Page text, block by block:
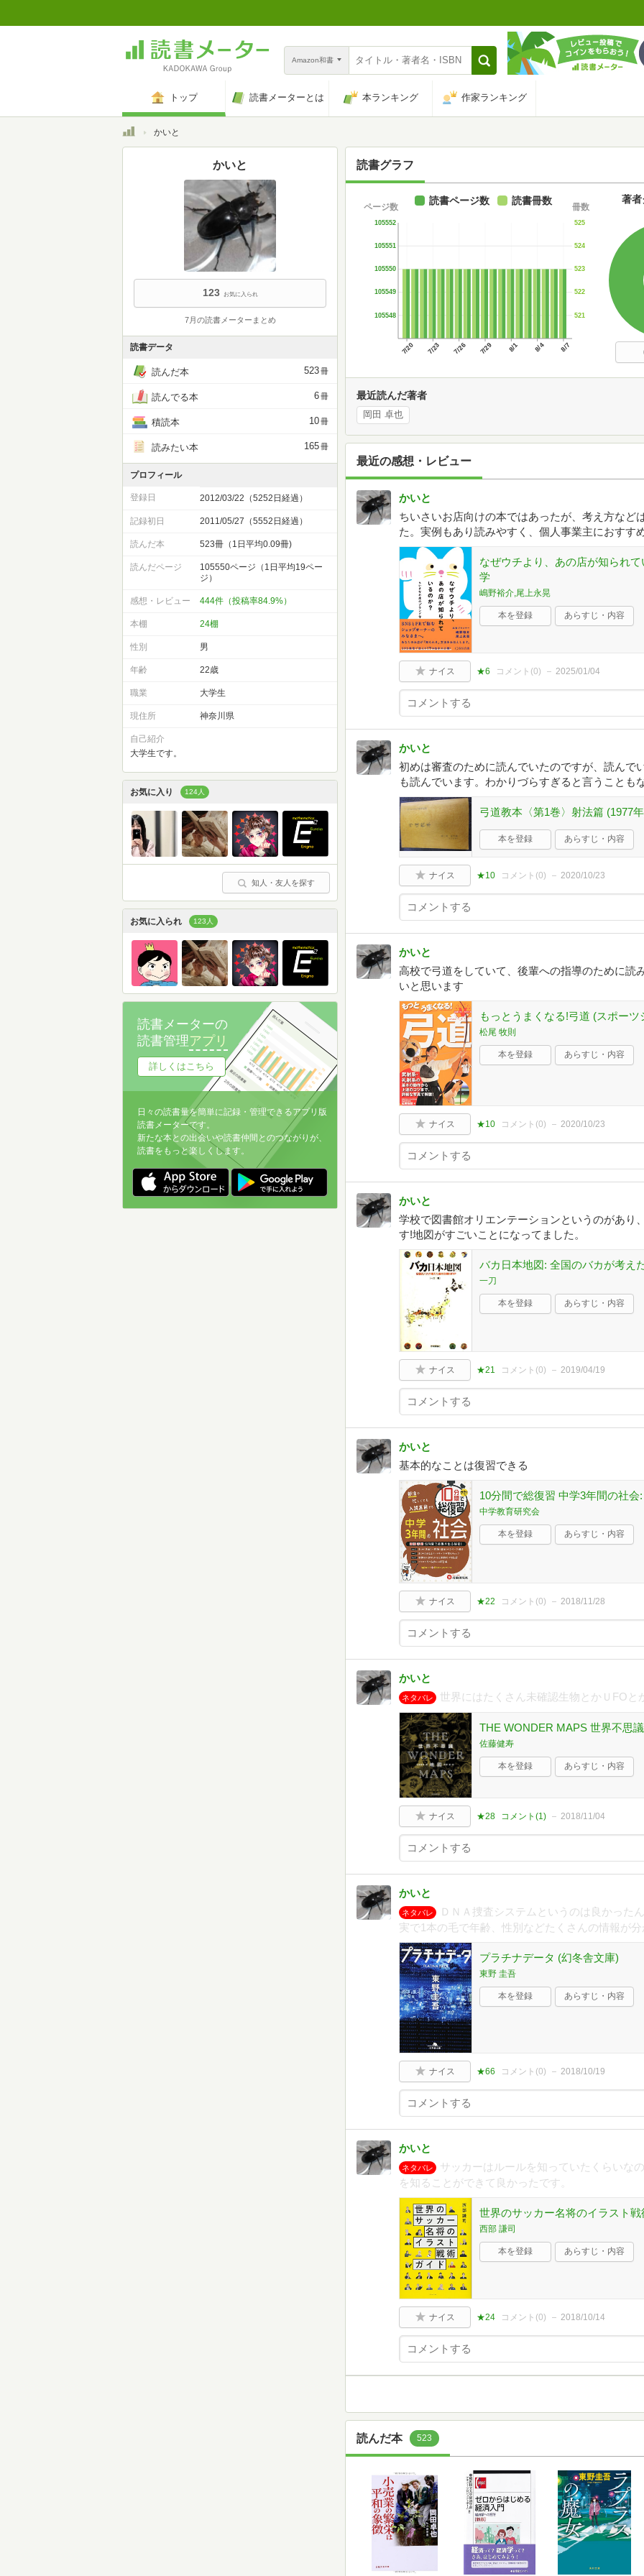
Amazon和書
トップ 読書メーターとは 本ランキング 作家ランキング
トップかいと
読書グラフ
7/20 7/23 7/26 7/29 8/1 8/4 8/7
105548
105549
105550
105551
105552
ページ数
521
522
523
524
525
冊数
読書ページ数 読書冊数 著者
最近読んだ著者
岡田 卓也
最近の感想・レビュー
かいと
ちいさいお店向けの本ではあったが、考え方など
た。実例もあり読みやすく、個人事業主におすす
なぜウチより、あの店が知られ
学
嶋野裕介,尾上永晃
本を登録 あらすじ・内容
ナイス ★6 コメント(0) 2025/01/04
かいと
初めは審査のために読んでいたのですが、読んで
も読んでいます。わかりづらすぎると言うことも
弓道教本〈第1巻〉射法篇 (1977
本を登録 あらすじ・内容
ナイス ★10 コメント(0) 2020/10/23
かいと
高校で弓道をしていて、後輩への指導のために読
いと思います
もっとうまくなる!弓道 (スポーツ
松尾 牧則
本を登録 あらすじ・内容
ナイス ★10 コメント(0) 2020/10/23
かいと
学校で図書館オリエンテーションというのがあり
す!地図がすごいことになってました。
バカ日本地図: 全国のバカが考え
一刀
本を登録 あらすじ・内容
ナイス ★21 コメント(0) 2019/04/19
かいと
基本的なことは復習できる
10分間で総復習 中学3年間の社会
中学教育研究会
本を登録 あらすじ・内容
ナイス ★22 コメント(0) 2018/11/28
かいと
ネタバレ 世界にはたくさん未確認生物とかＵFOと
THE WONDER MAPS 世界不思
佐藤健寿
本を登録 あらすじ・内容
ナイス ★28 コメント(1 ) 2018/11/04
かいと
ネタバレ
ＤＮＡ捜査システムというのは良かった
実で1本の毛で年齢、性別などたくさんの情報が
プラチナデータ (幻冬舎文庫)
東野 圭吾
本を登録 あらすじ・内容
ナイス ★66 コメント(0) 2018/10/19
かいと
ネタバレ
サッカーはルールを知っていたくらいな
を知ることができて良かったです。
世界のサッカー名将のイラスト戦
西部 謙司
本を登録 あらすじ・内容
ナイス ★24 コメント(0) 2018/10/14
読んだ本 523
かいと
123 お気に入られ
7月の読書メーターまとめ
読書データ
読んだ本 523冊
読んでる本 6冊
積読本 10冊
読みたい本 165冊
プロフィール
登録日 2012/03/22（5252日経過）
記録初日 2011/05/27（5552日経過）
読んだ本 523冊（1日平均0.09冊)
読んだページ
105550ページ（1日平均19ペー
ジ）
感想・レビュー 444件（投稿率84.9%）
本棚 24棚
性別 男
年齢 22歳
職業 大学生
現住所 神奈川県
自己紹介
大学生です。
お気に入り 124人
知人・友人を探す
お気に入られ 123人
読書メーターの
読書管理アプリ
詳しくはこちら
日々の読書量を簡単に記録・管理できるアプリ版
読書メーターです。
新たな本との出会いや読書仲間とのつながりが、
読書をもっと楽しくします。